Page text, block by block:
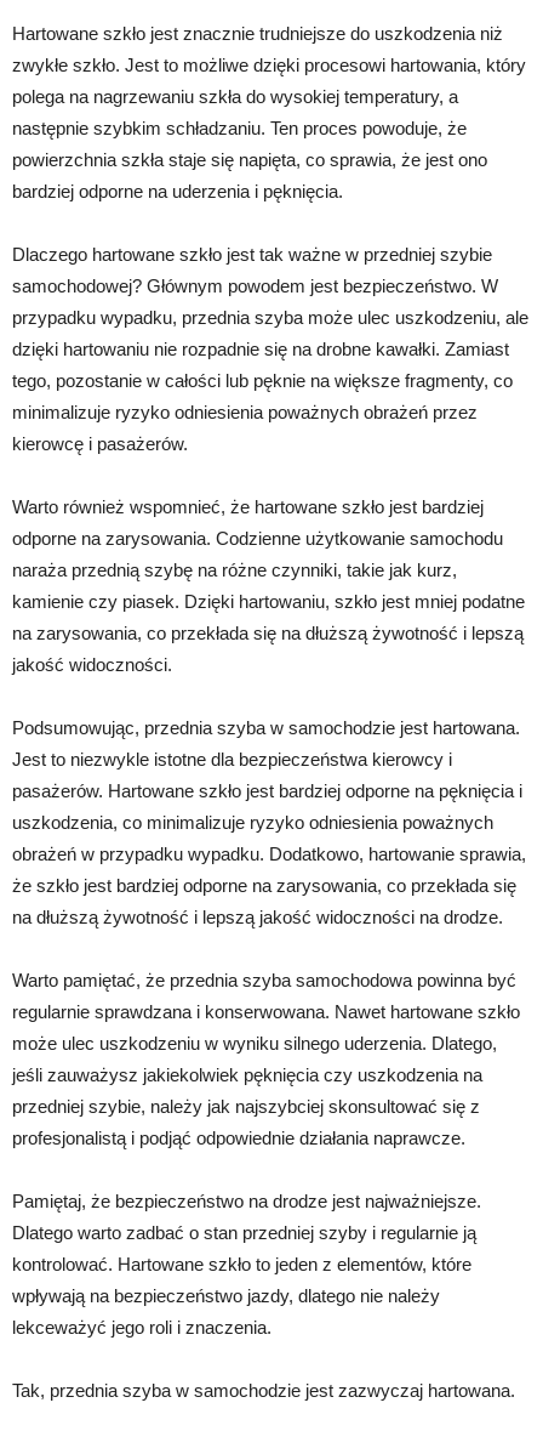
Hartowane szkło jest znacznie trudniejsze do uszkodzenia niż
zwykłe szkło. Jest to możliwe dzięki procesowi hartowania, który
polega na nagrzewaniu szkła do wysokiej temperatury, a
następnie szybkim schładzaniu. Ten proces powoduje, że
powierzchnia szkła staje się napięta, co sprawia, że jest ono
bardziej odporne na uderzenia i pęknięcia.
Dlaczego hartowane szkło jest tak ważne w przedniej szybie
samochodowej? Głównym powodem jest bezpieczeństwo. W
przypadku wypadku, przednia szyba może ulec uszkodzeniu, ale
dzięki hartowaniu nie rozpadnie się na drobne kawałki. Zamiast
tego, pozostanie w całości lub pęknie na większe fragmenty, co
minimalizuje ryzyko odniesienia poważnych obrażeń przez
kierowcę i pasażerów.
Warto również wspomnieć, że hartowane szkło jest bardziej
odporne na zarysowania. Codzienne użytkowanie samochodu
naraża przednią szybę na różne czynniki, takie jak kurz,
kamienie czy piasek. Dzięki hartowaniu, szkło jest mniej podatne
na zarysowania, co przekłada się na dłuższą żywotność i lepszą
jakość widoczności.
Podsumowując, przednia szyba w samochodzie jest hartowana.
Jest to niezwykle istotne dla bezpieczeństwa kierowcy i
pasażerów. Hartowane szkło jest bardziej odporne na pęknięcia i
uszkodzenia, co minimalizuje ryzyko odniesienia poważnych
obrażeń w przypadku wypadku. Dodatkowo, hartowanie sprawia,
że szkło jest bardziej odporne na zarysowania, co przekłada się
na dłuższą żywotność i lepszą jakość widoczności na drodze.
Warto pamiętać, że przednia szyba samochodowa powinna być
regularnie sprawdzana i konserwowana. Nawet hartowane szkło
może ulec uszkodzeniu w wyniku silnego uderzenia. Dlatego,
jeśli zauważysz jakiekolwiek pęknięcia czy uszkodzenia na
przedniej szybie, należy jak najszybciej skonsultować się z
profesjonalistą i podjąć odpowiednie działania naprawcze.
Pamiętaj, że bezpieczeństwo na drodze jest najważniejsze.
Dlatego warto zadbać o stan przedniej szyby i regularnie ją
kontrolować. Hartowane szkło to jeden z elementów, które
wpływają na bezpieczeństwo jazdy, dlatego nie należy
lekceważyć jego roli i znaczenia.
Tak, przednia szyba w samochodzie jest zazwyczaj hartowana.